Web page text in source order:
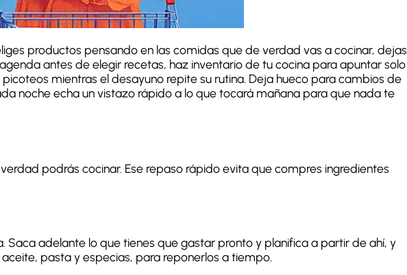
productos pensando en las comidas que de verdad vas a cocinar, dejas
antes de elegir recetas, haz inventario de tu cocina para apuntar solo
mientras el desayuno repite su rutina. Deja hueco para cambios de
noche echa un vistazo rápido a lo que tocará mañana para que nada te
podrás cocinar. Ese repaso rápido evita que compres ingredientes
Saca adelante lo que tienes que gastar pronto y planifica a partir de ahí, y
pasta y especias, para reponerlos a tiempo.